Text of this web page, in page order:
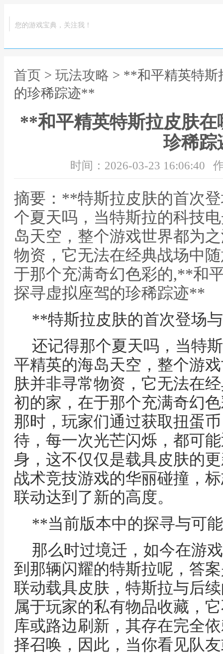
您的游戏宝典，关注我！
首页 > 玩法攻略 > **和平精英特斯
的珍稀踪迹**
**和平精英特斯拉皮肤
珍稀
时间：2026-03-23 16:06:40
摘要：**特斯拉皮肤的首次
个夏天吗，当特斯拉的科技
岛天空，整个游戏世界都为
物资，它无法在经典战场中
于那个充满奇幻色彩的,**和
探寻虚拟座驾的珍稀踪迹**
**特斯拉皮肤的首次登场
还记得那个夏天吗，当特
平精英的海岛天空，整个游
肤并非寻常物资，它无法在
初的家，在于那个充满奇幻
那时，玩家们通过获取扭蛋
待，每一次光芒闪烁，都可
身，这不仅仅是载具皮肤的
战术竞技游戏的华丽碰撞，
联动达到了新的高度。
**当前版本中的探寻与可
那么时过境迁，如今在游
到那辆闪耀的特斯拉呢，答
联动载具皮肤，特斯拉与后
属于玩家的私有物品收藏，
库或路边刷新，其存在完全
择召唤，因此，当你看见队